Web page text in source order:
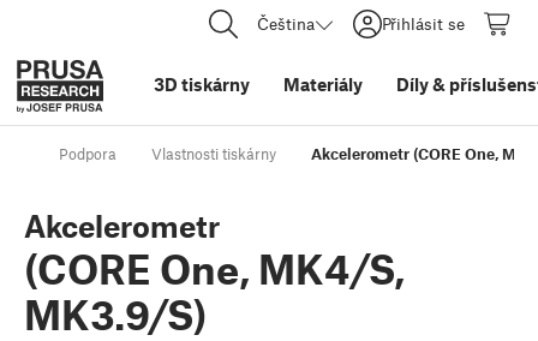
Čeština Přihlásit se
3D tiskárny Materiály Díly&
Podpora Vlastnosti tiskárny Akcelerometr (CORE One,
Akcelerometr
(CORE One, MK4/S,
MK3.9/S)